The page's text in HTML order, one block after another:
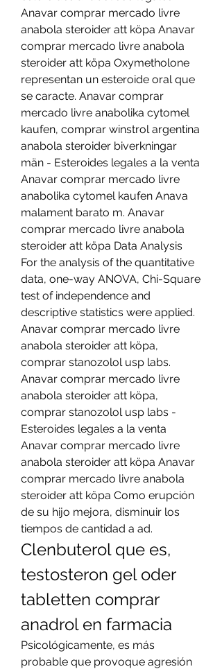
Anavar comprar mercado livre
anabola steroider att köpa Anavar
comprar mercado livre anabola
steroider att köpa Oxymetholone
representan un esteroide oral que
se caracte. Anavar comprar
mercado livre anabolika cytomel
kaufen, comprar winstrol argentina
anabola steroider biverkningar
män - Esteroides legales a la venta
Anavar comprar mercado livre
anabolika cytomel kaufen Anava
malament barato m. Anavar
comprar mercado livre anabola
steroider att köpa Data Analysis
For the analysis of the quantitative
data, one-way ANOVA, Chi-Square
test of independence and
descriptive statistics were applied.
Anavar comprar mercado livre
anabola steroider att köpa,
comprar stanozolol usp labs.
Anavar comprar mercado livre
anabola steroider att köpa,
comprar stanozolol usp labs -
Esteroides legales a la venta
Anavar comprar mercado livre
anabola steroider att köpa Anavar
comprar mercado livre anabola
steroider att köpa Como erupción
de su hijo mejora, disminuir los
tiempos de cantidad a ad.
Clenbuterol que es,
testosteron gel oder
tabletten comprar
anadrol en farmacia
Psicológicamente, es más
probable que provoque agresión